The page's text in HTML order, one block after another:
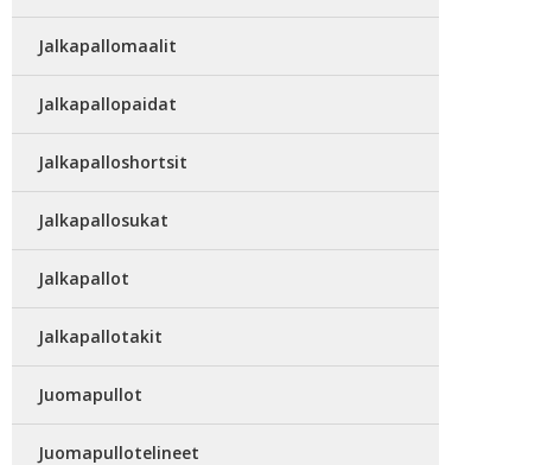
Jalkapallomaalit
Jalkapallopaidat
Jalkapalloshortsit
Jalkapallosukat
Jalkapallot
Jalkapallotakit
Juomapullot
Juomapullotelineet